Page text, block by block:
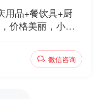
用品+餐饮具+厨
价格美丽，小规
微信咨询